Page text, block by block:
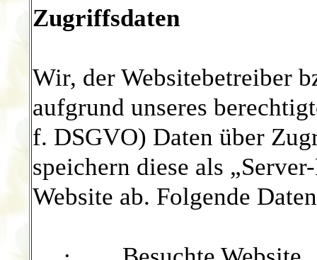
Zugriffsdaten
Wir, der Websitebetreiber
aufgrund unseres
f. DSGVO) Daten über
speichern diese als
Website ab. Folgende